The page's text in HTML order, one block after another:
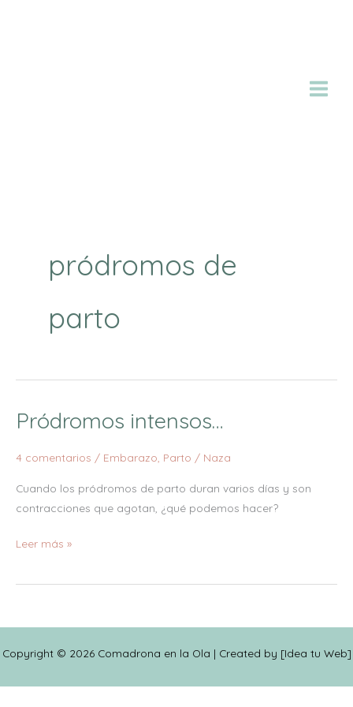
pródromos de
parto
Pródromos intensos…
4 comentarios / Embarazo, Parto / Naza
Cuando los pródromos de parto duran varios días y son
contracciones que agotan, ¿qué podemos hacer?
Pródromos
Leer más »
Copyright © 2026 Comadrona en la Ola | Created by [Idea tu Web]